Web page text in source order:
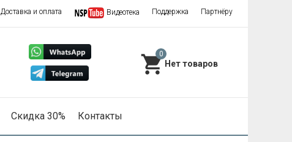
Доставка и оплата Видеотека Поддержка Партнёру
0
Скидка 30% Контакты